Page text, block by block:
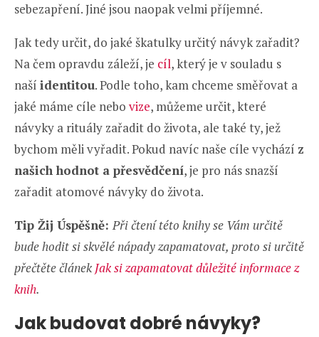
sebezapření. Jiné jsou naopak velmi příjemné.
Jak tedy určit, do jaké škatulky určitý návyk zařadit?
Na čem opravdu záleží, je cíl, který je v souladu s
naší identitou. Podle toho, kam chceme směřovat a
jaké máme cíle nebo vize, můžeme určit, které
návyky a rituály zařadit do života, ale také ty, jež
bychom měli vyřadit. Pokud navíc naše cíle vychází z
našich hodnot a přesvědčení, je pro nás snazší
zařadit atomové návyky do života.
Tip Žij Úspěšně:Při čtení této knihy se Vám určitě
bude hodit si skvělé nápady zapamatovat, proto si určitě
přečtěte článek Jak si zapamatovat důležité informace z
knih.
Jak budovat dobré návyky?